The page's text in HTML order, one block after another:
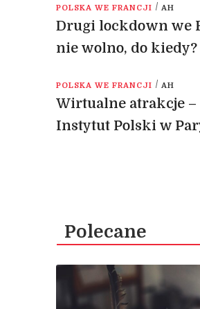
POLSKA WE FRANCJI / AH
Drugi lockdown we
nie wolno, do kiedy?
POLSKA WE FRANCJI / AH
Wirtualne atrakcje –
Instytut Polski w
Polecane